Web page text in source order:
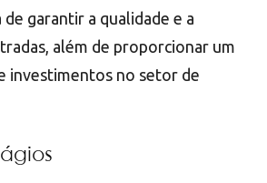
garantir a qualidade e a
além de proporcionar um
investimentos no setor de